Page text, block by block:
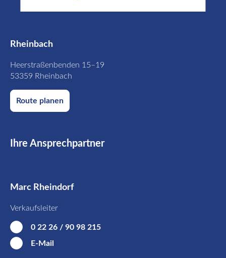
Rheinbach
Heerstraßenbenden 15–19
53359 Rheinbach
Route planen
Ihre Ansprechpartner
Marc Rheindorf
Verkaufsleiter
0 22 26 / 90 98 215
E-Mail